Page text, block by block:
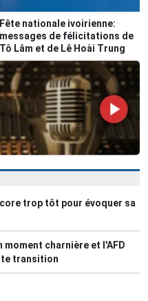
Fête nationale ivoirienne:
messages de félicitations de
Tô Lâm et de Lê Hoài Trung
trop tôt pour évoquer sa
moment charnière et l'AFD
transition